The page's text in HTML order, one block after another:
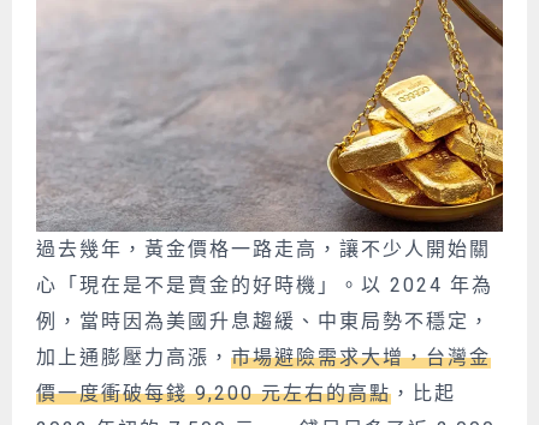
過去幾年，黃金價格一路走高，讓不少人開始關
心「現在是不是賣金的好時機」。以 2024 年為
例，當時因為美國升息趨緩、中東局勢不穩定，
加上通膨壓力高漲， 市場避險需求大增，台灣金
價一度衝破每錢 9,200 元左右的高點 ，比起